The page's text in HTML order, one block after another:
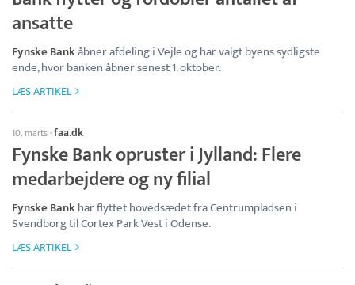
ansatte
Fynske Bankåbner afdeling i Vejle og har valgt byens sydligste
ende, hvor banken åbner senest 1. oktober.
LÆS ARTIKEL
10. marts·faa.dk
Fynske Bank opruster i Jylland: Flere
medarbejdere og ny filial
Fynske Bankhar flyttet hovedsædet fra Centrumpladsen i
Svendborg til Cortex Park Vest i Odense.
LÆS ARTIKEL